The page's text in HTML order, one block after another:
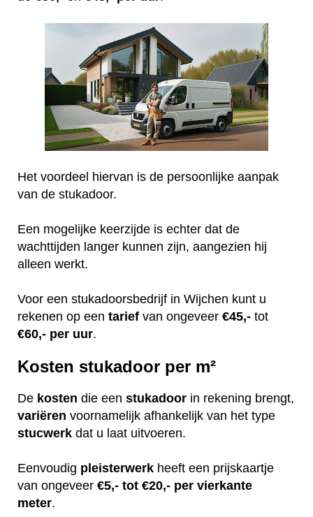
Het voordeel hiervan is de persoonlijke aanpak
van de stukadoor.
Een mogelijke keerzijde is echter dat de
wachttijden langer kunnen zijn, aangezien hij
alleen werkt.
Voor een stukadoorsbedrijf in Wijchen kunt u
rekenen op een tarief van ongeveer €45,- tot
€60,- per uur.
Kosten stukadoor per m²
De kosten die een stukadoor in rekening brengt,
variëren voornamelijk afhankelijk van het type
stucwerk dat u laat uitvoeren.
Eenvoudig pleisterwerk heeft een prijskaartje
van ongeveer €5,- tot €20,- per vierkante
meter.